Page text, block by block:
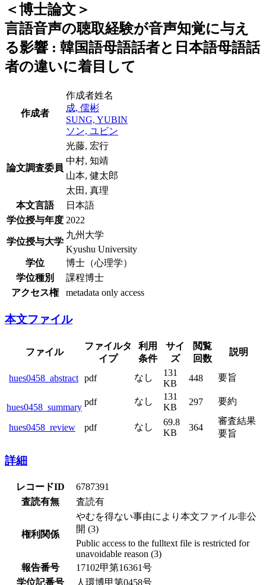
＜博士論文＞
言語音声の聴取経験が音声知覚に与え
る影響 : 韓国語母語話者と日本語母語話
者の違いに着目して
作成者
作成者姓名
成, 儒彬
SUNG, YUBIN
ソン, ユビン
論文調査委員
光藤, 宏行
中村, 知靖
山本, 健太郎
太田, 真理
本文言語
日本語
学位授与年度 2022
学位授与大学
九州大学
Kyushu University
学位
博士（心理学）
学位種別
課程博士
アクセス権
metadata only access
本文ファイル
ファイル
ファイルタ
イプ
利用
条件
サイ
ズ
閲覧
回数
説明
hues0458_abstract pdf なし
131
KB
448 要旨
hues0458_summary
pdf なし
131
KB
297 要約
hues0458_review pdf なし
69.8
KB
364
審査結果
要旨
詳細
レコードID
6787391
査読有無
査読有
権利関係
やむを得ない事由により本文ファイル非公
開 (3)
Public access to the fulltext file is restricted for
unavoidable reason (3)
報告番号
17102甲第16361号
学位記番号
人環博甲第0458号